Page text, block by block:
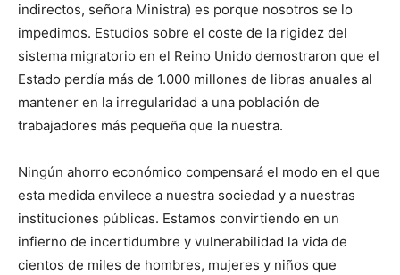
indirectos, señora Ministra) es porque nosotros se lo
impedimos. Estudios sobre el coste de la rigidez del
sistema migratorio en el Reino Unido demostraron que el
Estado perdía más de 1.000 millones de libras anuales al
mantener en la irregularidad a una población de
trabajadores más pequeña que la nuestra.
Ningún ahorro económico compensará el modo en el que
esta medida envilece a nuestra sociedad y a nuestras
instituciones públicas. Estamos convirtiendo en un
infierno de incertidumbre y vulnerabilidad la vida de
cientos de miles de hombres, mujeres y niños que